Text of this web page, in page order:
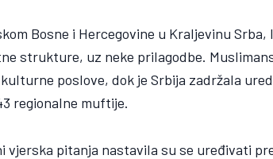
Bosne i Hercegovine u Kraljevinu
strukture, uz neke prilagodbe.
poslove, dok je Srbija zadržala
regionalne muftije.
vjerska pitanja nastavila su se uređivati